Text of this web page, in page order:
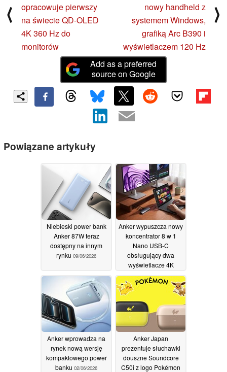
⟨
opracowuje pierwszy
na świecie QD-OLED
4K 360 Hz do
monitorów
nowy handheld z
systemem Windows,
grafiką Arc B390 i
wyświetlaczem 120 Hz
⟩
Add as a preferred
source on Google
Powiązane artykuły
Niebieski power bank
Anker 87W teraz
dostępny na innym
rynku 09/06/2026
Anker wypuszcza nowy
koncentrator 8 w 1
Nano USB-C
obsługujący dwa
wyświetlacze 4K
03/06/2026
Anker wprowadza na
rynek nową wersję
kompaktowego power
banku 02/06/2026
Anker Japan
prezentuje słuchawki
douszne Soundcore
C50i z logo Pokémon